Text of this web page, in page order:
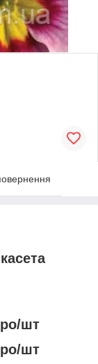
шт
шт